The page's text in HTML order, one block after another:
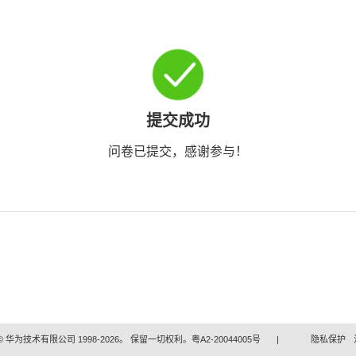
提交成功
问卷已提交，感谢参与！
华为技术有限公司 1998-2026。 保留一切权利。粤A2-20044005号 | 隐私保护